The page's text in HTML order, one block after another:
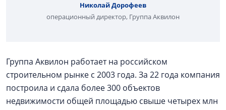
Николай Дорофеев
операционный директор, Группа Аквилон
Группа Аквилон работает на российском
строительном рынке с 2003 года. За 22 года компания
построила и сдала более 300 объектов
недвижимости общей площадью свыше четырех млн